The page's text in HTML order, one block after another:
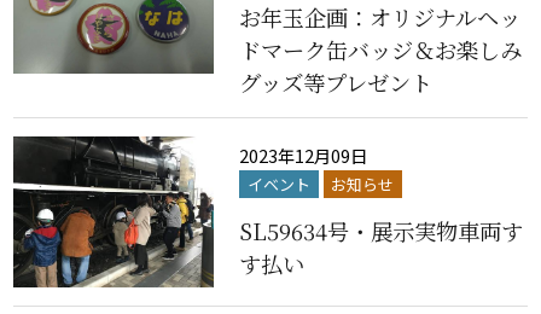
お年玉企画：オリジナルヘッ
ドマーク缶バッジ＆お楽しみ
グッズ等プレゼント
2023年12月09日
イベント お知らせ
SL59634号・展示実物車両す
す払い